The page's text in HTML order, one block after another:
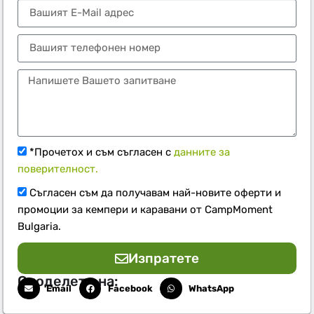
*Прочетох и съм съгласен сданните за
поверителност.
Съгласен съм да получавам най-новите оферти и
промоции за кемпери и каравани от CampMoment
Bulgaria.
Изпратете
Споделете на:
Email Facebook WhatsApp